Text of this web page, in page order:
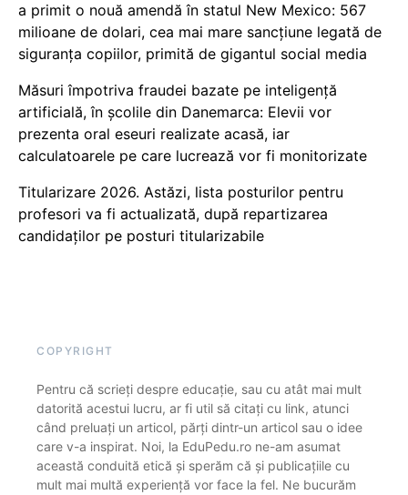
a primit o nouă amendă în statul New Mexico: 567
milioane de dolari, cea mai mare sancțiune legată de
siguranța copiilor, primită de gigantul social media
Măsuri împotriva fraudei bazate pe inteligență
artificială, în școlile din Danemarca: Elevii vor
prezenta oral eseuri realizate acasă, iar
calculatoarele pe care lucrează vor fi monitorizate
Titularizare 2026. Astăzi, lista posturilor pentru
profesori va fi actualizată, după repartizarea
candidaților pe posturi titularizabile
COPYRIGHT
Pentru că scrieți despre educație, sau cu atât mai mult
datorită acestui lucru, ar fi util să citați cu link, atunci
când preluați un articol, părți dintr-un articol sau o idee
care v-a inspirat. Noi, la EduPedu.ro ne-am asumat
această conduită etică și sperăm că și publicațiile cu
mult mai multă experiență vor face la fel. Ne bucurăm